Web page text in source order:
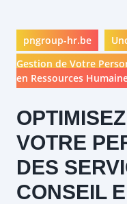
pngroup-hr.be
Gestion de Votre
en Ressources
VOTRE
DES
CONSEIL